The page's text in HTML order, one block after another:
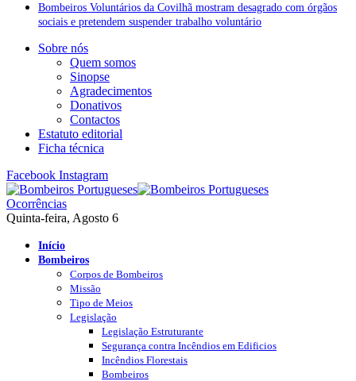
Bombeiros Voluntários da Covilhã mostram desagrado com órgãos
sociais e pretendem suspender trabalho voluntário
Sobre nós
Quem somos
Sinopse
Agradecimentos
Donativos
Contactos
Estatuto editorial
Ficha técnica
Facebook Instagram
Ocorrências
Quinta-feira, Agosto 6
Início
Bombeiros
Corpos de Bombeiros
Missão
Tipo de Meios
Legislação
Legislação Estruturante
Segurança contra Incêndios em Edificios
Incêndios Florestais
Bombeiros